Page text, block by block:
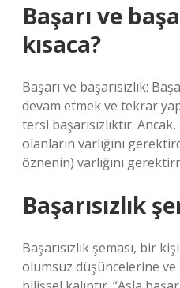
Başarı ve
kısaca?
Başarı ve başarısızlık:
devam etmek ve tekrar
tersi başarısızlıktır.
olanların varlığını
öznenin) varlığını
Başarısızlık
Başarısızlık şeması, bir
olumsuz düşüncelerine